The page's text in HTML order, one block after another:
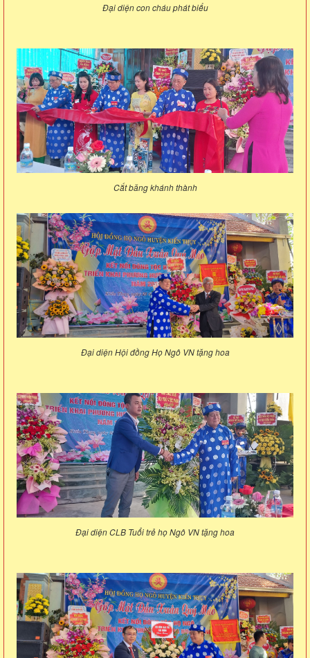
Đại diện con cháu phát biểu
Cắt băng khánh thành
Đại diện Hội đồng Họ Ngô VN tặng hoa
Đại diện CLB Tuổi trẻ họ Ngô VN tặng hoa